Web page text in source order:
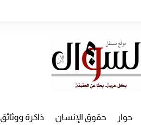
حوار حقوق الإنسان ذاكرة ووثائق